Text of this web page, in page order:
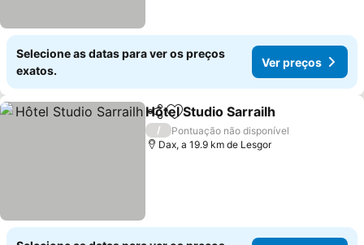
Selecione as datas para ver os preços
exatos.
Ver preços
PartilharAdicionar aos favoritos
Hôtel Studio Sarrailh
/
Pontuação não disponível
Dax, a 19.9 km de Lesgor